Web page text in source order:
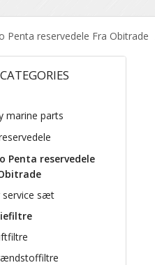
Penta reservedele Fra Obitrade
CATEGORIES
marine parts
Penta reservedele
service sæt